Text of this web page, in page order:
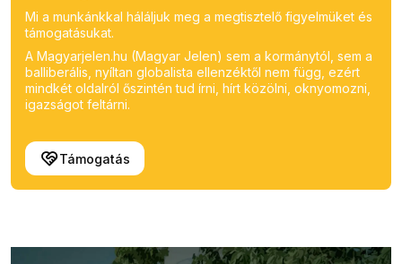
Mi a munkánkkal háláljuk meg a megtisztelő figyelmüket és
támogatásukat.
A Magyarjelen.hu (Magyar Jelen) sem a kormánytól, sem a
balliberális, nyíltan globalista ellenzéktől nem függ, ezért
mindkét oldalról őszintén tud írni, hírt közölni, oknyomozni,
igazságot feltárni.
Támogatás